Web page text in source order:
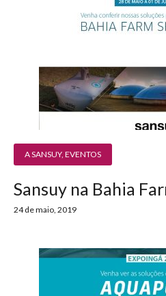
A SANSUY, EVENTOS
Sansuy na Bahia
24 de maio, 2019